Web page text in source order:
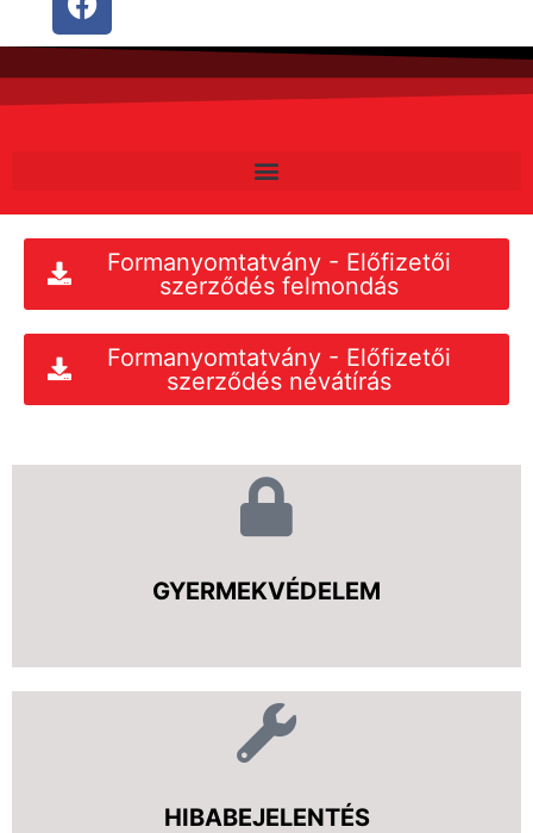
Formanyomtatvány - Előfizetői
szerződés felmondás
Formanyomtatvány - Előfizetői
szerződés névátírás
GYERMEKVÉDELEM
HIBABEJELENTÉS